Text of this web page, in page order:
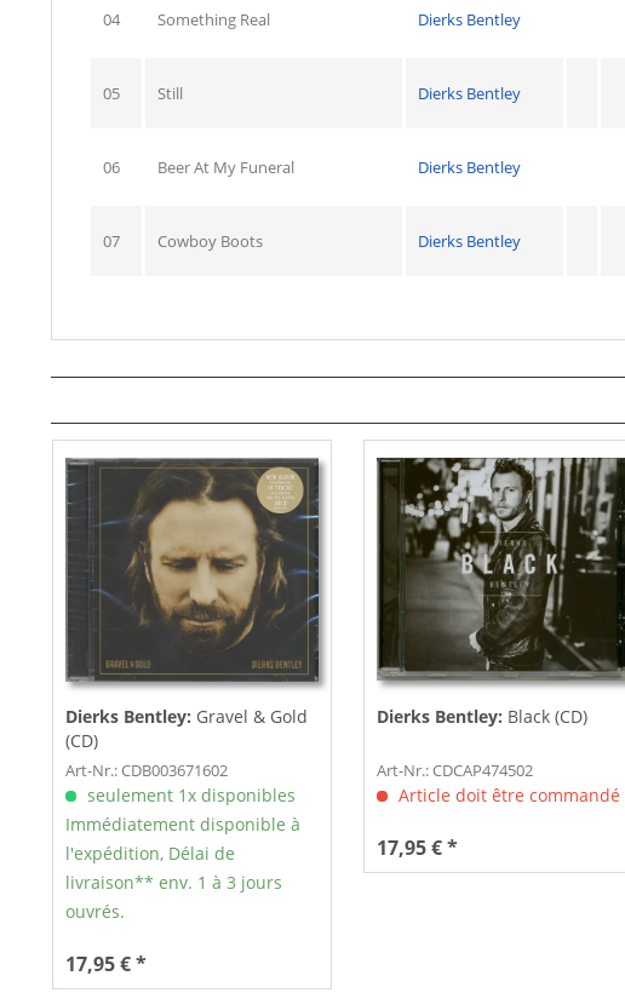
04 Something Real Dierks Bentley
05 Still Dierks Bentley
06 Beer At My Funeral Dierks Bentley
07 Cowboy Boots Dierks Bentley
Dierks Bentley: Gravel & Gold
(CD)
Art-Nr.: CDB003671602
seulement 1x disponibles
Immédiatement disponible à
l'expédition, Délai de
livraison** env. 1 à 3 jours
ouvrés.
17,95 € *
Dierks Bentley: Black (CD)
Art-Nr.: CDCAP474502
Article doit être commandé
17,95 € *